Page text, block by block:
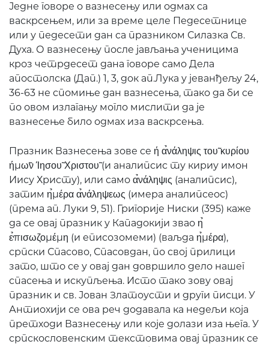
Једне говоре о вазнесењу или одмах са
васкрсењем, или за време целе Педесетнице
или у педесети дан са празником Силазка Св.
Духа. О вазнесењу после јављања ученицима
кроз четрдесет дана говоре само Дела
апостолска (Дап.) 1, 3, док ап.Лука у јеванђељу 24,
36-63 не спомиње дан вазнесења, тако да би се
по овом излагању могло мислити да је
вазнесење било одмах иза васкрсења.
Празник Вазнесења зове се ή α̉νάληψις του̃ κυρίου
ήμω̃ν Ίησου̃ Χριστου̃ (и аналипсис ту кириу имон
Иису Христу), или само α̉νάληψις (аналипсис),
затим η̉μέρα α̉νάληψεως (имера аналипсеос)
(према ап. Луки 9, 51). Григорије Ниски (395) каже
да се овај празник у Кападокији звао η̉
ε̉πισωζομέμη (и еписозомеми) (ваљда η̉μέρα),
српски Спасово, Спасовдан, по свој прилици
зато, што се у овај дан довршило дело нашег
спасења и искупљења. Исто тако зову овај
празник и св. Јован Златоусти и други писци. У
Антиохији се ова реч додавала ка недељи која
претходи Вазнесењу или које долази иза њега. У
српскословенским текстовима овај празник се